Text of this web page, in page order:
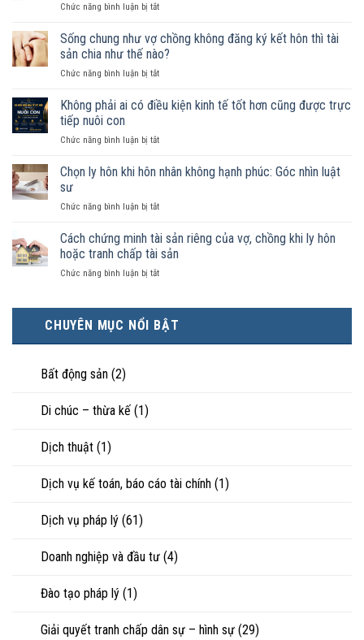
Chức năng bình luận bị tắtở
nữ
sống
chung
như
chồng
hợp
được
công
là
hôn
Sống chung như vợ chồng không đăng ký kết hôn thì tài
sản chia như thế nào?
Chức năng bình luận bị tắtở
chung
chồng
đăng
hôn
tài
sản
như
nào?
Không phải ai có điều kiện kinh tế tốt hơn cũng được trực
tiếp nuôi con
Chức năng bình luận bị tắtở
phải
điều
kinh
tế
hơn
trực
tiếp
nuôi
Chọn ly hôn khi hôn nhân không hạnh phúc: Góc nhìn luật
sư
Chức năng bình luận bị tắtở
ly
hôn
khi
hôn
hạnh
phúc:
Góc
Cách chứng minh tài sản riêng của vợ, chồng khi ly hôn
hoặc tranh chấp tài sản
Chức năng bình luận bị tắtở
tài
sản
chấp
CHUYÊN MỤC NỔI BẬT
Bất động sản (2)
Di chúc – thừa kế (1)
Dịch thuật (1)
Dịch vụ kế toán, báo cáo tài chính (1)
Dịch vụ pháp lý (61)
Doanh nghiệp và đầu tư (4)
Đào tạo pháp lý (1)
Giải quyết tranh chấp dân sự – hình sự (29)